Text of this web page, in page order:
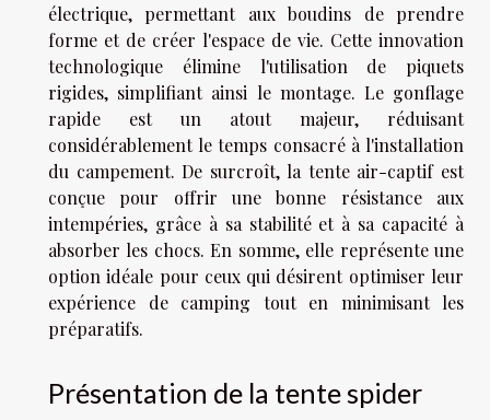
électrique, permettant aux boudins de prendre
forme et de créer l'espace de vie. Cette innovation
technologique élimine l'utilisation de piquets
rigides, simplifiant ainsi le montage. Le gonflage
rapide est un atout majeur, réduisant
considérablement le temps consacré à l'installation
du campement. De surcroît, la tente air-captif est
conçue pour offrir une bonne résistance aux
intempéries, grâce à sa stabilité et à sa capacité à
absorber les chocs. En somme, elle représente une
option idéale pour ceux qui désirent optimiser leur
expérience de camping tout en minimisant les
préparatifs.
Présentation de la tente spider